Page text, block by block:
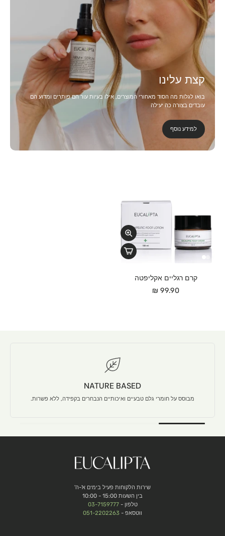
קצת עלינו
בואו לגלות מה הסוד מאחורי המוצרים, אילו בעיות עור הם פותרים ומדוע הם
עובדים בצורה כה יעילה
למידע נוסף
קרם רגליים אקליפטה
99.90 ₪
NATURE BASED
מבוסס על חומרי גלם טבעיים ואיכותיים הנבחרים בקפידה, ללא פשרות.
שירות הלקוחות פעיל בימים א'-ה'
בין השעות 15:00 - 10:00
טלפון -03-7159777
ווטסאפ - 051-2202263